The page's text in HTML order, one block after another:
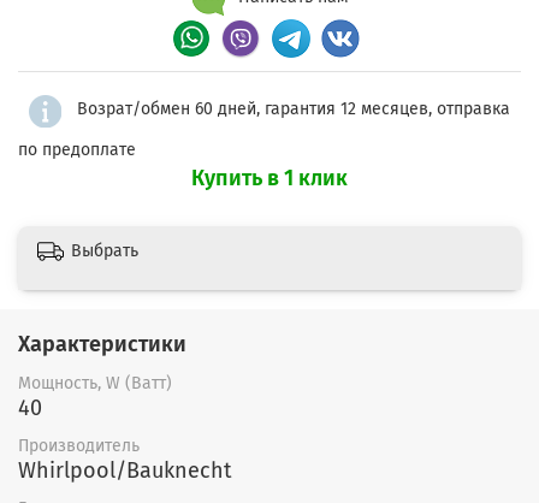
Возрат/обмен 60 дней, гарантия 12 месяцев, отправка
по предоплате
Купить в 1 клик
Выбрать
Характеристики
Мощность, W (Ватт)
40
Производитель
Whirlpool/Bauknecht